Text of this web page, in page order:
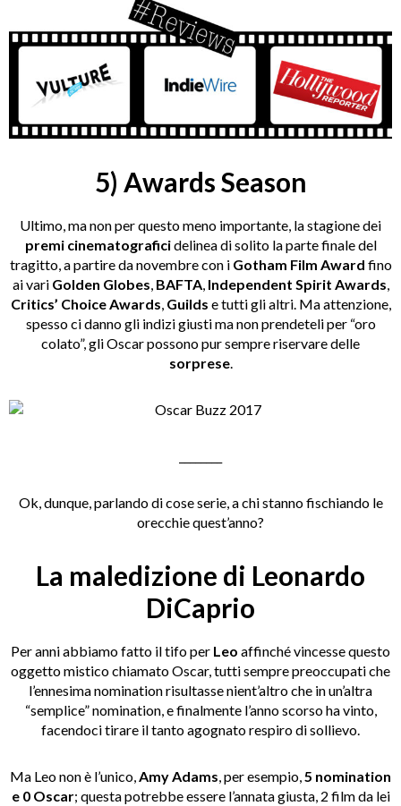
5) Awards Season
Ultimo, ma non per questo meno importante, la stagione dei
premi cinematograficidelinea di solito la parte finale del
tragitto, a partire da novembre con i Gotham Film Award fino
ai vari Golden Globes, BAFTA, Independent Spirit Awards,
Critics’ Choice Awards, Guilds e tutti gli altri. Ma attenzione,
spesso ci danno gli indizi giusti ma non prendeteli per “oro
colato”, gli Oscar possono pur sempre riservare delle
sorprese.
Ok, dunque, parlando di cose serie, a chi stanno fischiando le
orecchie quest’anno?
La maledizione di Leonardo
DiCaprio
Per anni abbiamo fatto il tifo per Leo affinché vincesse questo
oggetto mistico chiamato Oscar, tutti sempre preoccupati che
l’ennesima nomination risultasse nient’altro che in un’altra
“semplice” nomination, e finalmente l’anno scorso ha vinto,
facendoci tirare il tanto agognato respiro di sollievo.
Ma Leo non è l’unico,Amy Adams, per esempio,5 nomination
e 0 Oscar; questa potrebbe essere l’annata giusta, 2 film da lei